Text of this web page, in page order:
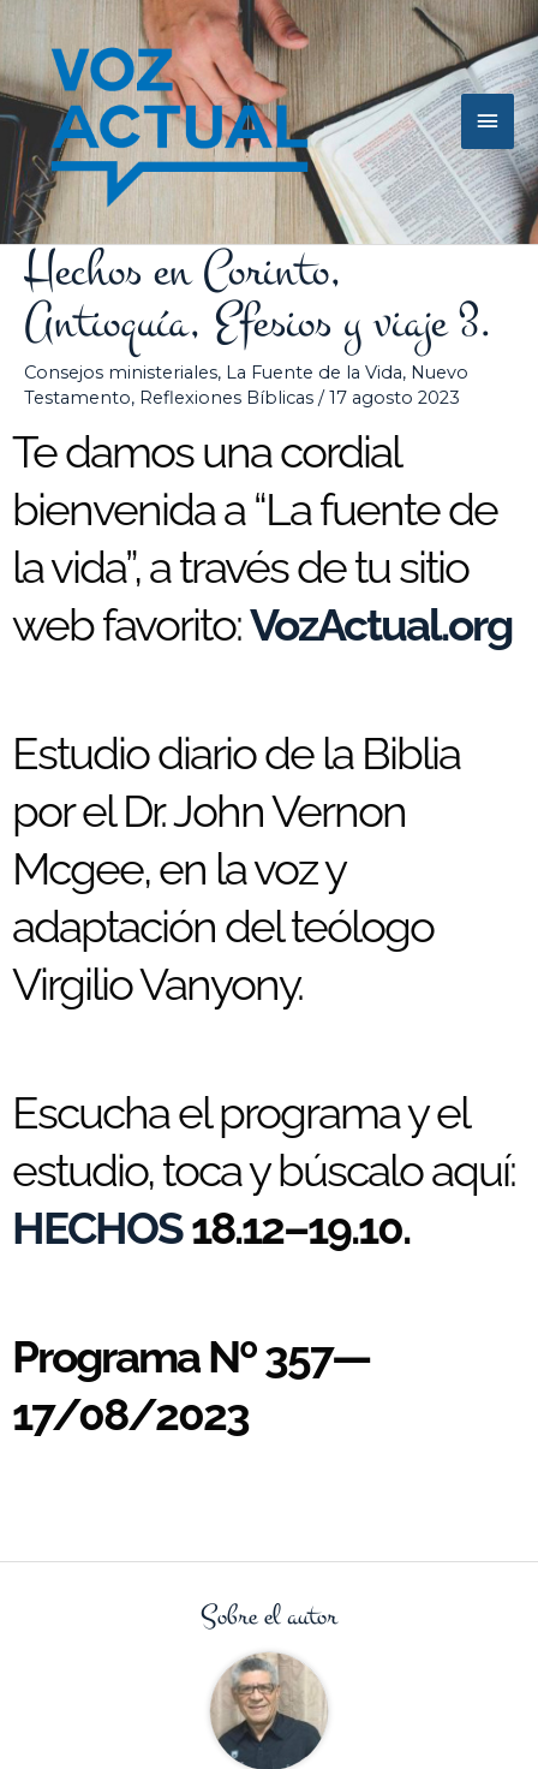
contenido
Hechos en Corinto,
Antioquía, Efesios y viaje 3.
Consejos ministeriales, La Fuente de la Vida, Nuevo
Testamento, Reflexiones Bíblicas /17 agosto 2023
Te damos una cordial
bienvenida a “La fuente de
la vida”, a través de tu sitio
web favorito:VozActual.org
Estudio diario de la Biblia
por el Dr. John Vernon
Mcgee, en la voz y
adaptación del teólogo
Virgilio Vanyony.
Escucha el programa y el
estudio, toca y búscalo aquí:
HECHOS18.12–19.10.
Programa Nº 357—
17/08/2023
Sobre el autor